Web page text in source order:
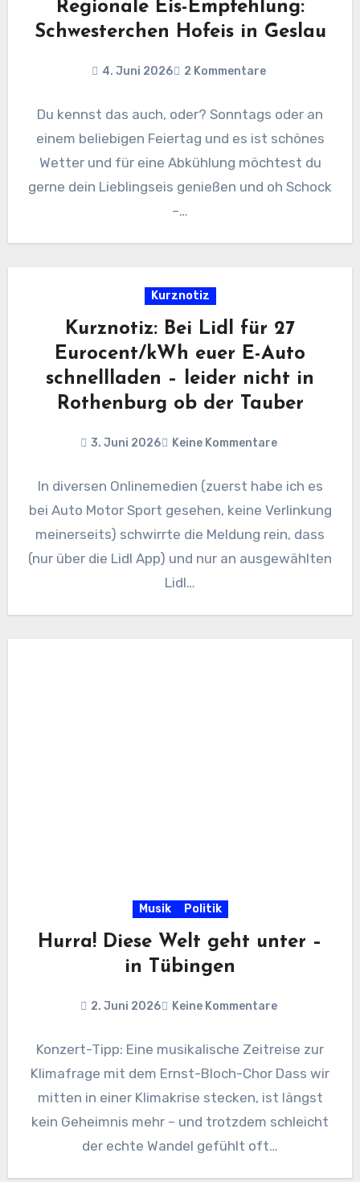
Regionale Eis-Empfehlung:
Schwesterchen Hofeis in Geslau
4. Juni 2026 2 Kommentare
Du kennst das auch, oder? Sonntags oder an
einem beliebigen Feiertag und es ist schönes
Wetter und für eine Abkühlung möchtest du
gerne dein Lieblingseis genießen und oh Schock
–…
Kurznotiz
Kurznotiz: Bei Lidl für 27
Eurocent/kWh euer E-Auto
schnellladen – leider nicht in
Rothenburg ob der Tauber
3. Juni 2026 Keine Kommentare
In diversen Onlinemedien (zuerst habe ich es
bei Auto Motor Sport gesehen, keine Verlinkung
meinerseits) schwirrte die Meldung rein, dass
(nur über die Lidl App) und nur an ausgewählten
Lidl…
Musik Politik
Hurra! Diese Welt geht unter –
in Tübingen
2. Juni 2026 Keine Kommentare
Konzert-Tipp: Eine musikalische Zeitreise zur
Klimafrage mit dem Ernst-Bloch-Chor Dass wir
mitten in einer Klimakrise stecken, ist längst
kein Geheimnis mehr – und trotzdem schleicht
der echte Wandel gefühlt oft…